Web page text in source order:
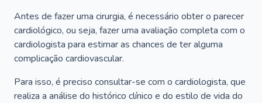
Antes de fazer uma cirurgia, é necessário obter o parecer
cardiológico, ou seja, fazer uma avaliação completa com o
cardiologista para estimar as chances de ter alguma
complicação cardiovascular.
Para isso, é preciso consultar-se com o cardiologista, que
realiza a análise do histórico clínico e do estilo de vida do